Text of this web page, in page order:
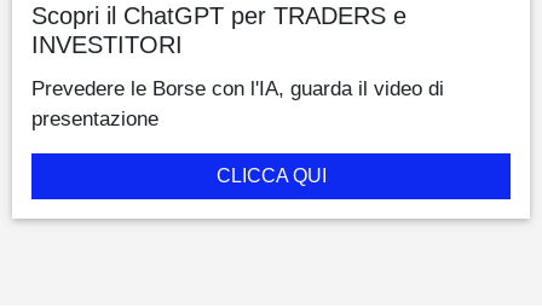
Scopri il ChatGPT per TRADERS e
INVESTITORI
Prevedere le Borse con l'IA, guarda il video di
presentazione
CLICCA QUI